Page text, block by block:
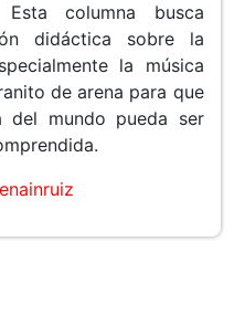
columna busca
didáctica sobre la
la música
de arena para que
del mundo pueda ser